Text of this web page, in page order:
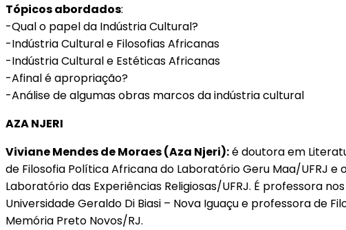
Tópicos abordados:
-Qual o papel da Indústria Cultural?
-Indústria Cultural e Filosofias Africanas
-Indústria Cultural e Estéticas Africanas
-Afinal é apropriação?
-Análise de algumas obras marcos da indústria cultural
AZA NJERI
Viviane Mendes de Moraes (Aza Njeri):é doutora em
de Filosofia Política Africana do Laboratório Geru Maa/UFRJ e
Laboratório das Experiências Religiosas/UFRJ. É professora
Universidade Geraldo Di Biasi – Nova Iguaçu e professora de
Memória Preto Novos/RJ.